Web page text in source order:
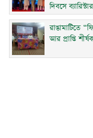
দিবসে
রাঙামাটিতে
আর প্রাপ্তি